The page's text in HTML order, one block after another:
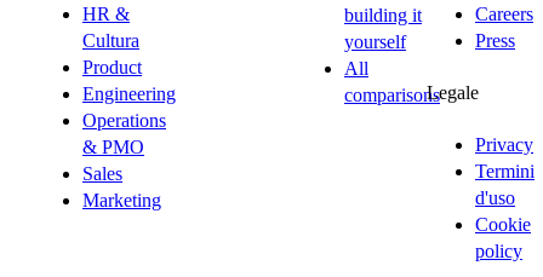
HR &
Cultura
Product
Engineering
Operations
& PMO
Sales
Marketing
building it
yourself
All
comparisons
Careers
Press
Legale
Privacy
Termini
d'uso
Cookie
policy